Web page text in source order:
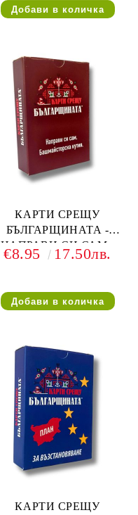
КАРТИ СРЕЩУ
БЪЛГАРЩИНАТА -
НАПРАВИ СИ САМ -
РАЗШИРЕНИЕ
€8.95 17.50лв.
КАРТИ СРЕЩУ